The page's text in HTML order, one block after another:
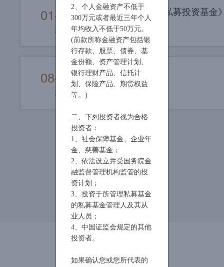
2、个人金融资产不低于
300万元或者最近三年个人
年均收入不低于50万元。
(前款所称金融资产包括银
行存款、股票、债券、基
金份额、资产管理计划、
银行理财产品、信托计
划、保险产品、期货权益
等。)
二、下列投资者视为合格
投资者：
1、社会保障基金、企业年
金、慈善基金；
2、依法设立并受国务院金
融监督管理机构监管的投
资计划；
3、投资于所管理私募基金
的私募基金管理人及其从
业人员；
4、中国证监会规定的其他
投资者。
如果确认您或您所代表的
01-14
2019
关于《尚雅消费成长私募投资基金
08-07
2015
尚雅投资乔迁通告
尚雅投资乔迁通告